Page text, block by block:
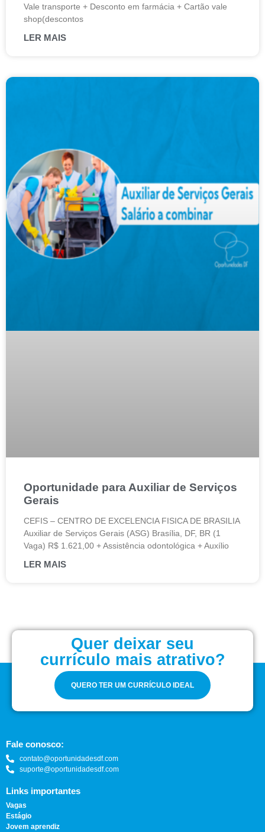
Vale transporte + Desconto em farmácia + Cartão vale
shop(descontos
LER MAIS
Oportunidade para Auxiliar de Serviços
Gerais
CEFIS – CENTRO DE EXCELENCIA FISICA DE BRASILIA
Auxiliar de Serviços Gerais (ASG) Brasília, DF, BR (1
Vaga) R$ 1.621,00 + Assistência odontológica + Auxílio
LER MAIS
Quer deixar seu
currículo mais atrativo?
QUERO TER UM CURRÍCULO IDEAL
Fale conosco:
contato@oportunidadesdf.com
suporte@oportunidadesdf.com
Links importantes
Vagas
Estágio
Jovem aprendiz